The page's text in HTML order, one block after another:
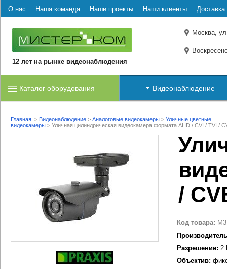
О нас Наша команда Наши проекты Наши клиенты Доставка
12 лет на рынке видеонаблюдения
Москва,
Каталог оборудования Видеонаблюдение
Главная > Видеонаблюдение > Аналоговые видеокамеры > Уличные цветные
видеокамеры > Уличная цилиндрическая видеокамера формата AHD / CVI / TVI /
/
Код товара:
Разрешение: 2
Объектив: